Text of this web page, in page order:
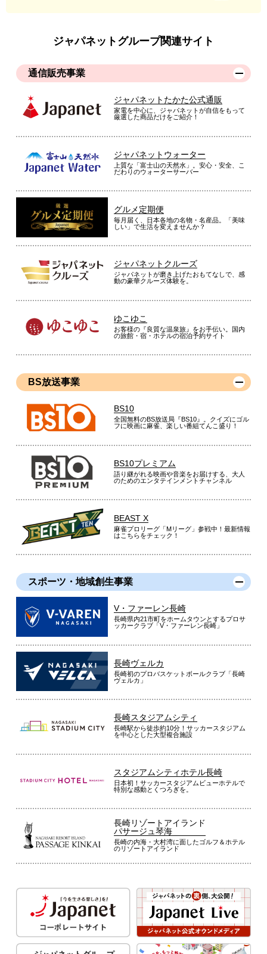
ジャパネットグループ関連サイト
通信販売事業
ジャパネットたかた公式通販
家電を中心に、ジャパネットが自信をもって
厳選した商品だけをご紹介！
ジャパネットウォーター
上質な「富士山の天然水」。安心・安全、こ
だわりのウォーターサーバー
グルメ定期便
毎月届く、日本各地の名物・名産品。「美味
しい」で生活を変えませんか？
ジャパネットクルーズ
ジャパネットが磨き上げたおもてなしで、感
動の豪華クルーズ体験を。
ゆこゆこ
お客様の『良質な温泉旅』をお手伝い。国内
の旅館・宿・ホテルの宿泊予約サイト
BS放送事業
BS10
全国無料のBS放送局『BS10』。クイズにゴル
フに映画に麻雀、楽しい番組てんこ盛り！
BS10プレミアム
語り継がれる映画や音楽をお届けする、大人
のためのエンタテインメントチャンネル
BEAST X
麻雀プロリーグ「Mリーグ」参戦中！最新情報
はこちらをチェック！
スポーツ・地域創生事業
V・ファーレン長崎
長崎県内21市町をホームタウンとするプロサ
ッカークラブ「V・ファーレン長崎」
長崎ヴェルカ
長崎初のプロバスケットボールクラブ「長崎
ヴェルカ」
長崎スタジアムシティ
長崎駅から徒歩約10分！サッカースタジアム
を中心とした大型複合施設
スタジアムシティホテル長崎
日本初！サッカースタジアムビューホテルで
特別な感動とくつろぎを。
長崎リゾートアイランド
パサージュ琴海
長崎の内海・大村湾に面したゴルフ＆ホテル
のリゾートアイランド